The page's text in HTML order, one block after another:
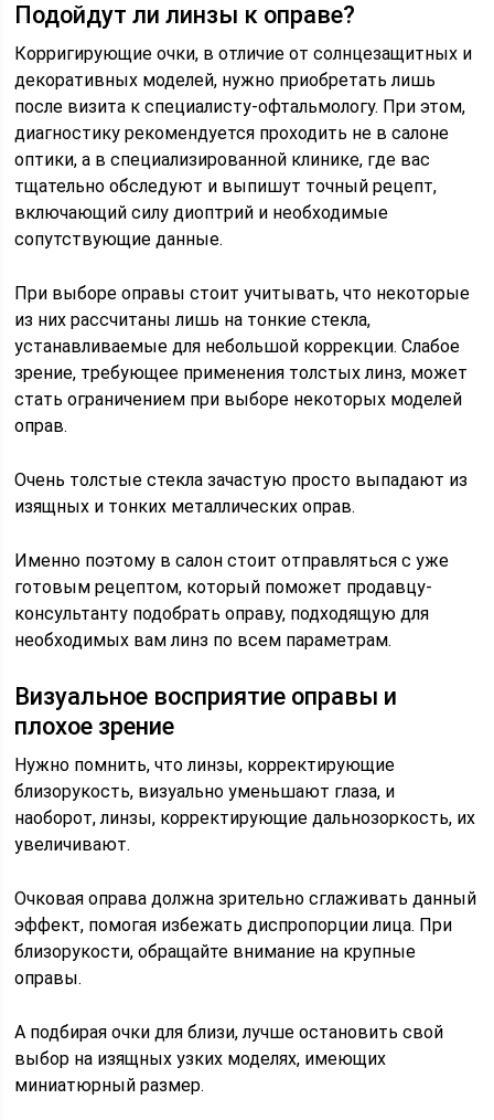
Подойдут ли линзы к оправе?
Корригирующие очки, в отличие от солнцезащитных и
декоративных моделей, нужно приобретать лишь
после визита к специалисту-офтальмологу. При этом,
диагностику рекомендуется проходить не в салоне
оптики, а в специализированной клинике, где вас
тщательно обследуют и выпишут точный рецепт,
включающий силу диоптрий и необходимые
сопутствующие данные.
При выборе оправы стоит учитывать, что некоторые
из них рассчитаны лишь на тонкие стекла,
устанавливаемые для небольшой коррекции. Слабое
зрение, требующее применения толстых линз, может
стать ограничением при выборе некоторых моделей
оправ.
Очень толстые стекла зачастую просто выпадают из
изящных и тонких металлических оправ.
Именно поэтому в салон стоит отправляться с уже
готовым рецептом, который поможет продавцу-
консультанту подобрать оправу, подходящую для
необходимых вам линз по всем параметрам.
Визуальное восприятие оправы и
плохое зрение
Нужно помнить, что линзы, корректирующие
близорукость, визуально уменьшают глаза, и
наоборот, линзы, корректирующие дальнозоркость, их
увеличивают.
Очковая оправа должна зрительно сглаживать данный
эффект, помогая избежать диспропорции лица. При
близорукости, обращайте внимание на крупные
оправы.
А подбирая очки для близи, лучше остановить свой
выбор на изящных узких моделях, имеющих
миниатюрный размер.